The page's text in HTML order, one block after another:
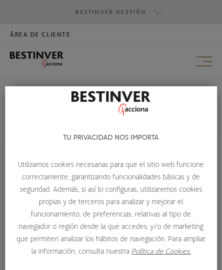
BESTINVER GESTIÓN
BESTINVER ACTIVOS INMOBILIARIOS
ÁREA DE CLIENTE
MAPA WEB
HOME
CONÓCENOS
TU PRIVACIDAD NOS IMPORTA
Utilizamos cookies necesarias para que el sitio web funcione
correctamente, garantizando funcionalidades básicas y de
seguridad. Además, si así lo configuras, utilizaremos cookies
propias y de terceros para analizar y mejorar el
funcionamiento; de preferencias, relativas al tipo de
navegador o región desde la que accedes; y/o de marketing
que permiten analizar los hábitos de navegación. Para ampliar
la información, consulta nuestra Política de Cookies.